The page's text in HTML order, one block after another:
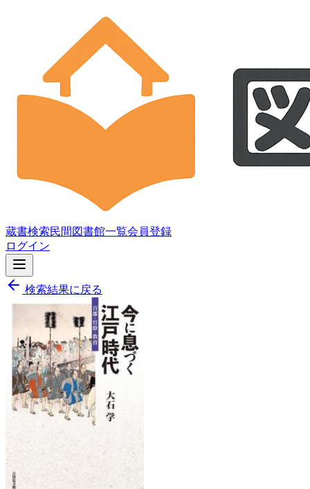
蔵書検索民間図書館一覧会員登録
ログイン
検索結果に戻る